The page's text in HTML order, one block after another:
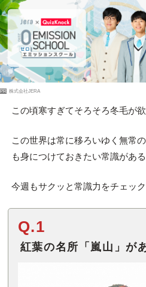
PR 株式会社JERA
この頃寒すぎてそろそろ冬毛が
この世界は常に移ろいゆく無常
も身につけておきたい常識があ
今週もサクッと常識力をチェッ
Q.1
紅葉の名所「嵐山」が